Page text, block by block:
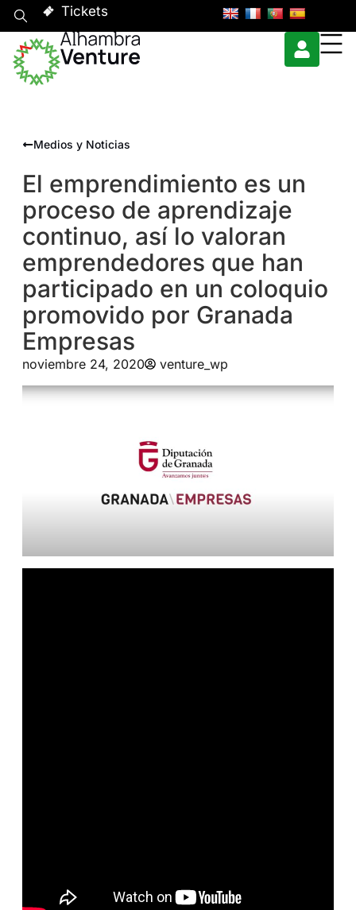
Tickets
Medios y Noticias
El emprendimiento es un
proceso de aprendizaje
continuo, así lo valoran
emprendedores que han
participado en un coloquio
promovido por Granada
Empresas
noviembre 24, 2020 venture_wp